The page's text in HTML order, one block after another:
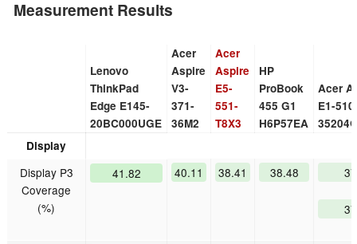
Measurement Results
Lenovo
ThinkPad
Edge E145-
20BC000UGE
Acer
Aspire
V3-
371-
36M2
Acer
Aspire
E5-
551-
T8X3
HP
ProBook
455 G1
H6P57EA
Acer
E1-
Display
Display P3
Coverage
(%)
41.82 40.11 38.41 38.48